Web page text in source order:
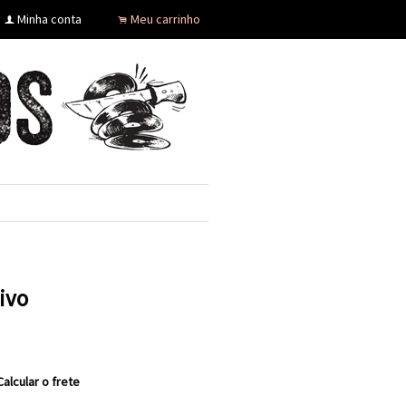
f Minha conta . Meu carrinho
o frete